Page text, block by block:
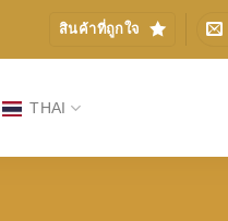
สินค้าที่ถูกใจ
THAI